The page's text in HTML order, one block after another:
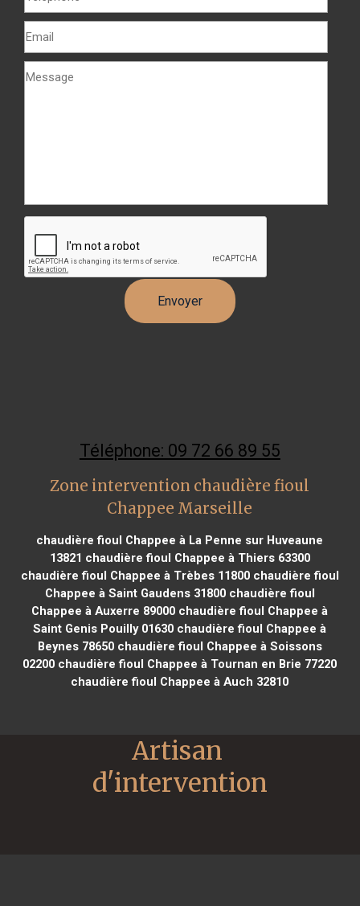
Téléphone: 09 72 66 89 55
Zone intervention chaudière fioul
Chappee Marseille
chaudière fioul Chappee à La Penne sur Huveaune
13821 chaudière fioul Chappee à Thiers 63300
chaudière fioul Chappee à Trèbes 11800chaudière fioul
Chappee à Saint Gaudens 31800chaudière fioul
Chappee à Auxerre 89000 chaudière fioul Chappee à
Saint Genis Pouilly 01630 chaudière fioul Chappee à
Beynes 78650chaudière fioul Chappee à Soissons
02200 chaudière fioul Chappee à Tournan en Brie 77220
chaudière fioul Chappee à Auch 32810
Artisan
d'intervention